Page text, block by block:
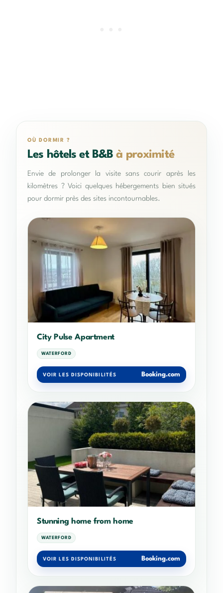
OÙ DORMIR ?
Les hôtels et B&Bà proximité
Envie de prolonger la visite sans courir après les
kilomètres ? Voici quelques hébergements bien situés
pour dormir près des sites incontournables.
City Pulse Apartment
WATERFORD
VOIR LES DISPONIBILITÉS Booking.com
Stunning home from home
WATERFORD
VOIR LES DISPONIBILITÉS Booking.com